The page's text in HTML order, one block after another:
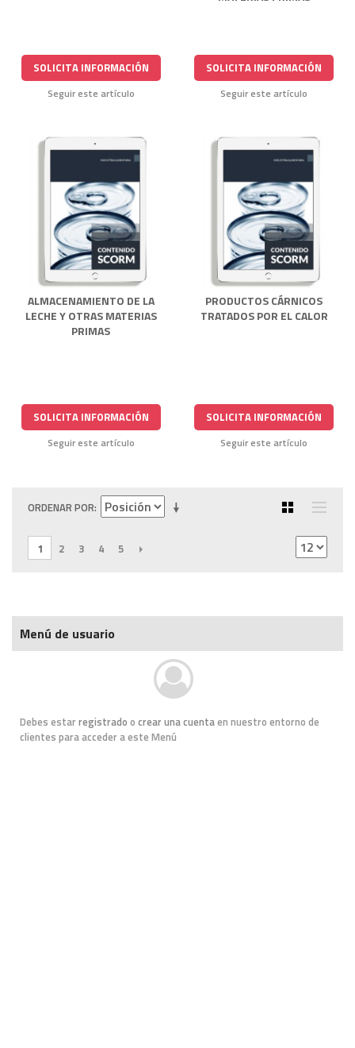
SOLICITA INFORMACIÓN
Seguir este artículo
SOLICITA INFORMACIÓN
Seguir este artículo
ALMACENAMIENTO DE LA
LECHE Y OTRAS MATERIAS
PRIMAS
SOLICITA INFORMACIÓN
Seguir este artículo
PRODUCTOS CÁRNICOS
TRATADOS POR EL CALOR
SOLICITA INFORMACIÓN
Seguir este artículo
ORDENAR POR
1 2 3 4 5 SIGUIENTE
Menú de usuario
Debes estar registrado o crear una cuentaen nuestro entorno de
clientes para acceder a este Menú